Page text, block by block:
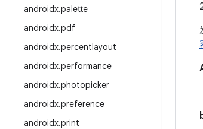
androidx.palette
androidx.pdf
androidx.percentlayout
androidx.performance
androidx.photopicker
androidx.preference
androidx.print